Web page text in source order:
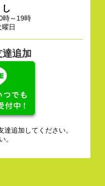
時～19時
日
追加
追加してください。
。